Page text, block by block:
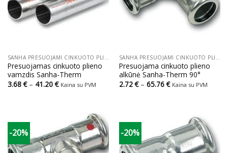
Presuojamas cinkuoto plieno
vamzdis Sanha-Therm
3.68€ – 41.20€Price
range:
Kaina su PVM
Presuojama cinkuoto plieno
alkūnė Sanha-Therm 90°
2.72€ – 65.76€Price
range:
Kaina su PVM
-20% -20%